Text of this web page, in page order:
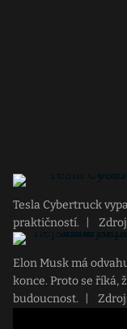
Tesla Cybertruck
praktičností.
Elon Musk má
konce. Proto se říká,
budoucnost.